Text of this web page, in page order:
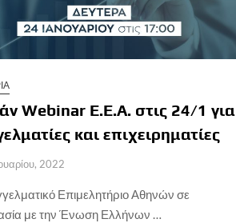
Webinar Ε.Ε.Α. στις 24/1 για
και επιχειρηματίες
2022
Επιμελητήριο Αθηνών σε
με την Ένωση Ελλήνων …